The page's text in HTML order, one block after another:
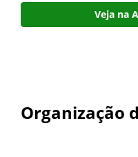
Veja na
Organização